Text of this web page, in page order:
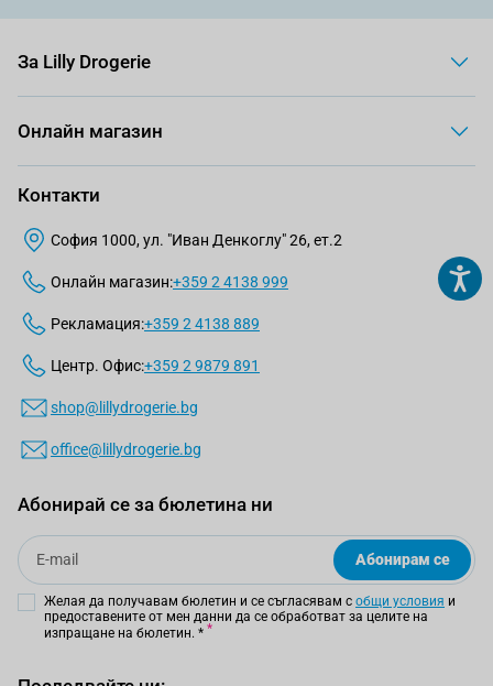
За Lilly Drogerie
Онлайн магазин
Контакти
София 1000, ул. "Иван Денкоглу" 26, ет.2
Онлайн магазин:+359 2 4138 999
Рекламация:+359 2 4138 889
Центр. Офис:+359 2 9879 891
shop@lillydrogerie.bg
office@lillydrogerie.bg
Абонирай се за бюлетина ни
Email
Абонирам се
Желая да получавам бюлетин и се съгласявам с общи условия и
предоставените от мен данни да се обработват за целите на
изпращане на бюлетин. *